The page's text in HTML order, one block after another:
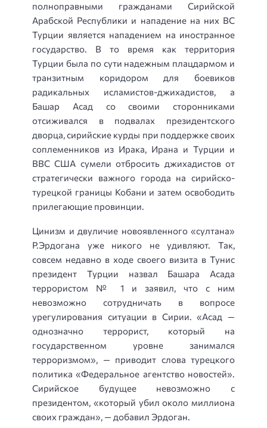
полноправными гражданами Сирийской
Арабской Республики и нападение на них ВС
Турции является нападением на иностранное
государство. В то время как территория
Турции была по сути надежным плацдармом и
транзитным коридором для боевиков
радикальных исламистов-джихадистов, а
Башар Асад со своими сторонниками
отсиживался в подвалах президентского
дворца, сирийские курды при поддержке своих
соплеменников из Ирака, Ирана и Турции и
ВВС США сумели отбросить джихадистов от
стратегически важного города на сирийско-
турецкой границы Кобани и затем освободить
прилегающие провинции.
Цинизм и двуличие новоявленного «султана»
Р.Эрдогана уже никого не удивляют. Так,
совсем недавно в ходе своего визита в Тунис
президент Турции назвал Башара Асада
террористом № 1 и заявил, что с ним
невозможно сотрудничать в вопросе
урегулирования ситуации в Сирии. «Асад —
однозначно террорист, который на
государственном уровне занимался
терроризмом», — приводит слова турецкого
политика «Федеральное агентство новостей».
Сирийское будущее невозможно с
президентом, «который убил около миллиона
своих граждан», — добавил Эрдоган.